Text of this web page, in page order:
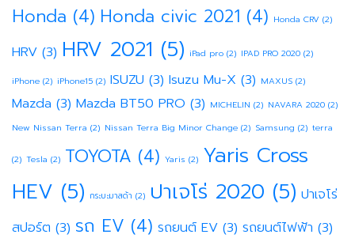
Honda (4) Honda civic 2021 (4) Honda CRV (2)
HRV (3) HRV 2021 (5) iPad pro (2) IPAD PRO 2020 (2)
iPhone (2) iPhone15 (2) ISUZU (3) Isuzu Mu-X (3) MAXUS (2)
Mazda (3) Mazda BT50 PRO (3) MICHELIN (2) NAVARA 2020 (2)
New Nissan Terra (2) Nissan Terra Big Minor Change (2) Samsung (2) terra
(2) Tesla (2) TOYOTA (4) Yaris (2) Yaris Cross
HEV (5) กระบะมาสด้า (2) ปาเจโร่ 2020 (5) ปาเจโร่
สปอร์ต (3) รถ EV (4) รถยนต์ EV (3) รถยนต์ไฟฟ้า (3)